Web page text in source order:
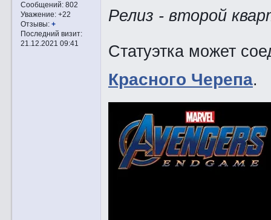
Сообщений:802
Уважение: +22
Отзывы: +
Последний визит:
21.12.2021 09:41
Релиз - второй
Статуэтка может
Красного Черепа.